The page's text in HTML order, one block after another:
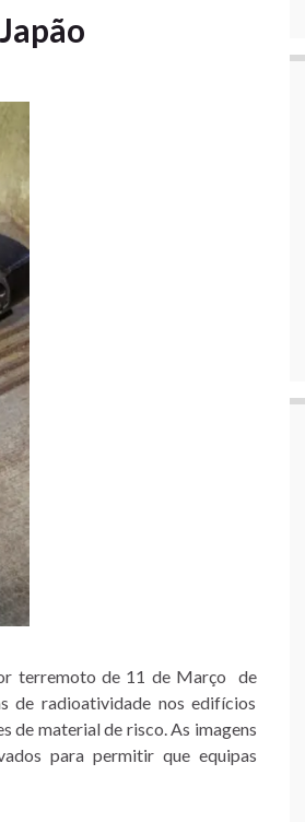
terremoto de 11 de Março de
de radioatividade nos edifícios
de material de risco. As imagens
para permitir que equipas